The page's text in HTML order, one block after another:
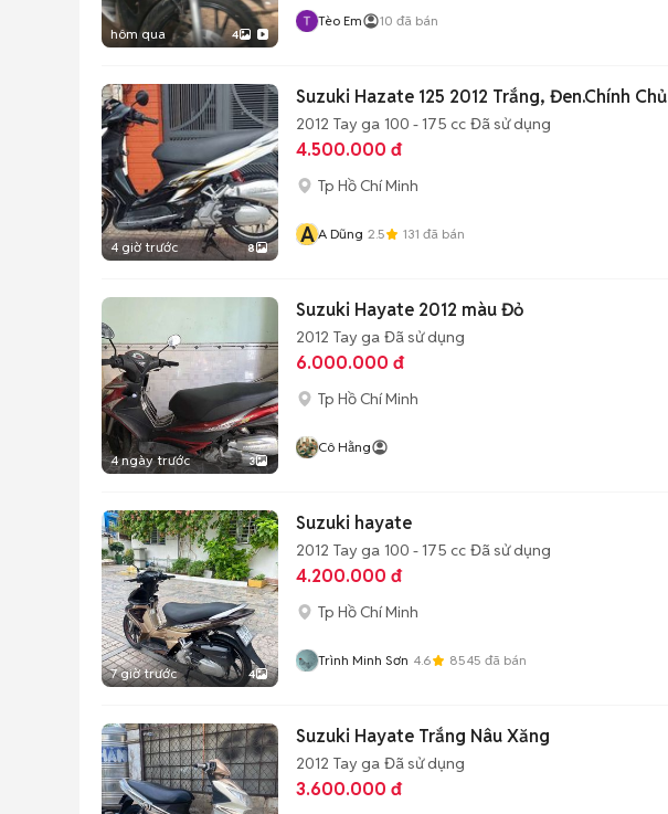
hôm qua 4
Tèo Em 10 đã bán
4 giờ trước 8
Suzuki Hazate 125 2012 Trắng, Đen.Chính Chủ
2012 Tay ga 100 - 175 cc Đã sử dụng
4.500.000 đ
Tp Hồ Chí Minh
A A Dũng 2.5 131 đã bán
4 ngày trước 3
Suzuki Hayate 2012 màu Đỏ
2012 Tay ga Đã sử dụng
6.000.000 đ
Tp Hồ Chí Minh
Cô Hằng
7 giờ trước 4
Suzuki hayate
2012 Tay ga 100 - 175 cc Đã sử dụng
4.200.000 đ
Tp Hồ Chí Minh
Trình Minh Sơn 4.6 8545 đã bán
Suzuki Hayate Trắng Nâu Xăng
2012 Tay ga Đã sử dụng
3.600.000 đ